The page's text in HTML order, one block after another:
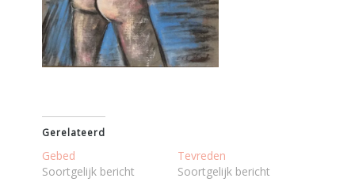
Gerelateerd
Gebed
Soortgelijk bericht
Tevreden
Soortgelijk bericht